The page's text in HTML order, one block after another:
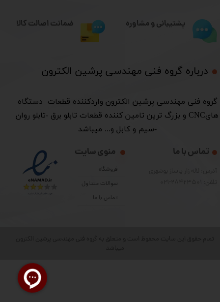
درباره گروه فنی مهندسی پرشین الکترون​​​​​​​
​گروه فنی مهندسی پرشین الکترون واردکننده قطعات دستگاه
هایCNC و بزرگ ترین تامین کننده قطعات تابلو برق -تابلو روان
-سیم و کابل و... میباشد
منوی سایت
فروشگاه
سوالات متداول
تماس با ما
تماس با ما
پشتیبانی و مشاوره ضمانت اصالت کالا